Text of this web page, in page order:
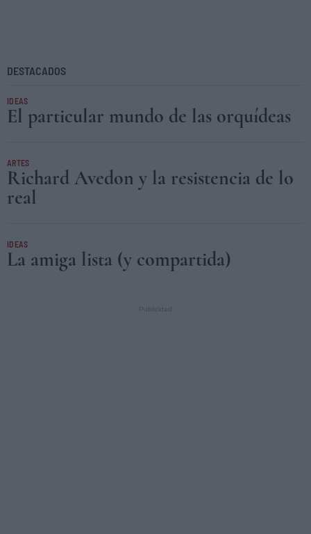
DESTACADOS
IDEAS
El particular mundo de las orquídeas
ARTES
Richard Avedon y la resistencia de lo
real
IDEAS
La amiga lista (y compartida)